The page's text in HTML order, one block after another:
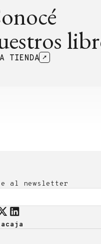
TIENDA
al newsletter